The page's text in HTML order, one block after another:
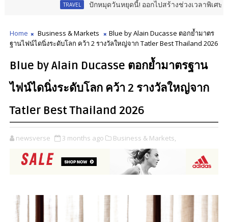
ปักหมุดวันหยุดนี้! ออกไปสร้างช่วงเวลาพิเศษกับครอบครัว สร้างคว
Home Business & Markets
Blue by Alain Ducasse ตอกย้ำมาตร
ฐานไฟน์ไดนิ่งระดับโลก คว้า 2 รางวัลใหญ่จาก Tatler Best Thailand 2026
Blue by Alain Ducasse ตอกย้ำมาตรฐาน
ไฟน์ไดนิ่งระดับโลก คว้า 2 รางวัลใหญ่จาก
Tatler Best Thailand 2026
newsverse 3 months ago Business & Markets,